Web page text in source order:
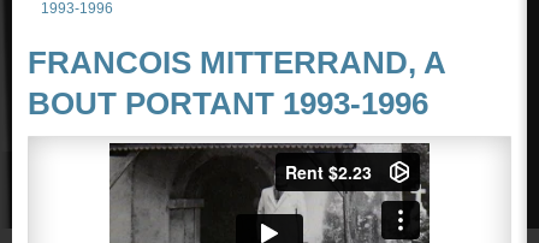
1993-1996
FRANCOIS MITTERRAND, A
BOUT PORTANT 1993-1996